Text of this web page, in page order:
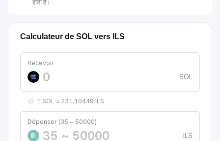
होती है।
Calculateur de SOL vers ILS
Recevoir
SOL
1 SOL ≈ 231.10449 ILS
Dépenser (35 ~ 50000)
₪
ILS